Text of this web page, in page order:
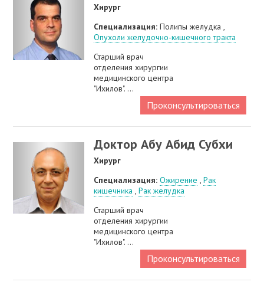
Хирург
Специализация:Полипы желудка ,
Опухоли желудочно-кишечного тракта
Старший врач
отделения хирургии
медицинского центра
"Ихилов". ...
Проконсультироваться
Доктор Абу Абид Субхи
Хирург
Специализация:Ожирение ,Рак
кишечника ,Рак желудка
Старший врач
отделения хирургии
медицинского центра
"Ихилов". ...
Проконсультироваться